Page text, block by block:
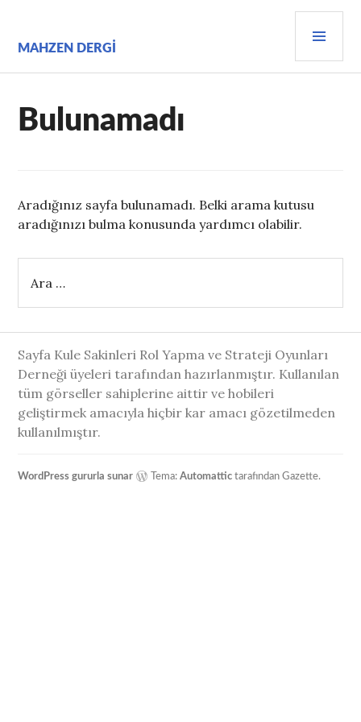
MAHZEN DERGI
Bulunamadı
Aradığınız sayfa bulunamadı. Belki arama kutusu
aradığınızı bulma konusunda yardımcı olabilir.
Sayfa Kule Sakinleri Rol Yapma ve Strateji Oyunları
Derneği üyeleri tarafından hazırlanmıştır. Kullanılan
tüm görseller sahiplerine aittir ve hobileri
geliştirmek amacıyla hiçbir kar amacı gözetilmeden
kullanılmıştır.
WordPress gururla sunar Tema:Automattic tarafından Gazette.